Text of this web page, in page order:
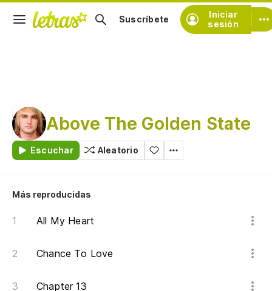
Iniciar
sesión
Suscríbete
Above The Golden State
Escuchar Aleatorio
Más reproducidas
All My Heart
Chance To Love
Chapter 13